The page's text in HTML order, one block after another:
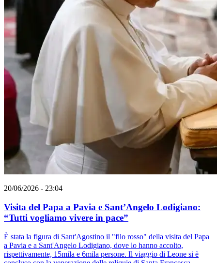
20/06/2026 - 23:04
Visita del Papa a Pavia e Sant’Angelo Lodigiano:
“Tutti vogliamo vivere in pace”
È stata la figura di Sant'Agostino il "filo rosso" della visita del Papa
a Pavia e a Sant'Angelo Lodigiano, dove lo hanno accolto,
rispettivamente, 15mila e 6mila persone. Il viaggio di Leone si è